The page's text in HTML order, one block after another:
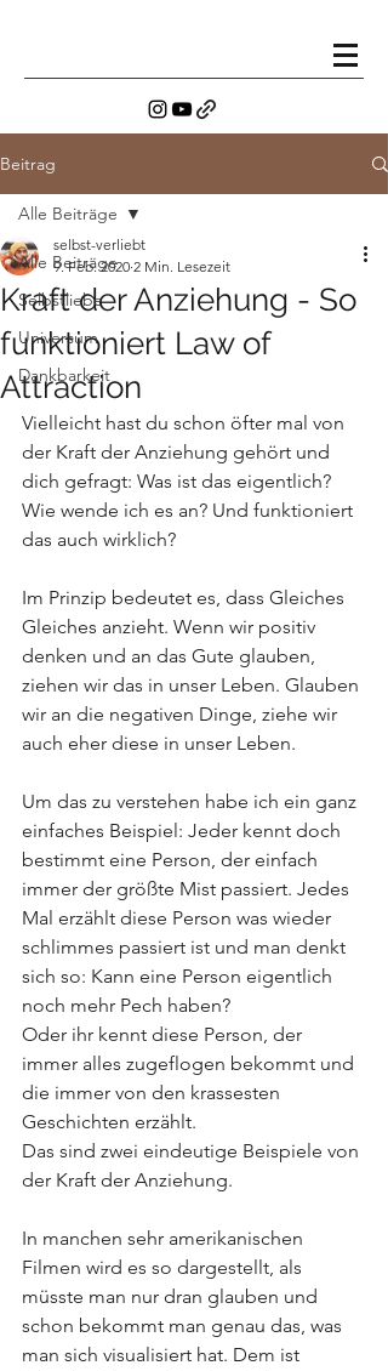
Beitrag
Alle Beiträge
Selbstliebe
Universum
Dankbarkeit
Alle Beiträge
Kraft der Anziehung - So
funktioniert Law of
Attraction
selbst-verliebt
9. Feb. 2020 2 Min. Lesezeit
Vielleicht hast du schon öfter mal von
der Kraft der Anziehung gehört und
dich gefragt: Was ist das eigentlich?
Wie wende ich es an? Und funktioniert
das auch wirklich?
Im Prinzip bedeutet es, dass Gleiches
Gleiches anzieht. Wenn wir positiv
denken und an das Gute glauben,
ziehen wir das in unser Leben. Glauben
wir an die negativen Dinge, ziehe wir
auch eher diese in unser Leben.
Um das zu verstehen habe ich ein ganz
einfaches Beispiel: Jeder kennt doch
bestimmt eine Person, der einfach
immer der größte Mist passiert. Jedes
Mal erzählt diese Person was wieder
schlimmes passiert ist und man denkt
sich so: Kann eine Person eigentlich
noch mehr Pech haben?
Oder ihr kennt diese Person, der
immer alles zugeflogen bekommt und
die immer von den krassesten
Geschichten erzählt.
Das sind zwei eindeutige Beispiele von
der Kraft der Anziehung.
In manchen sehr amerikanischen
Filmen wird es so dargestellt, als
müsste man nur dran glauben und
schon bekommt man genau das, was
man sich visualisiert hat. Dem ist